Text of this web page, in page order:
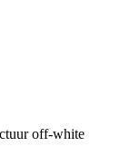
off-white